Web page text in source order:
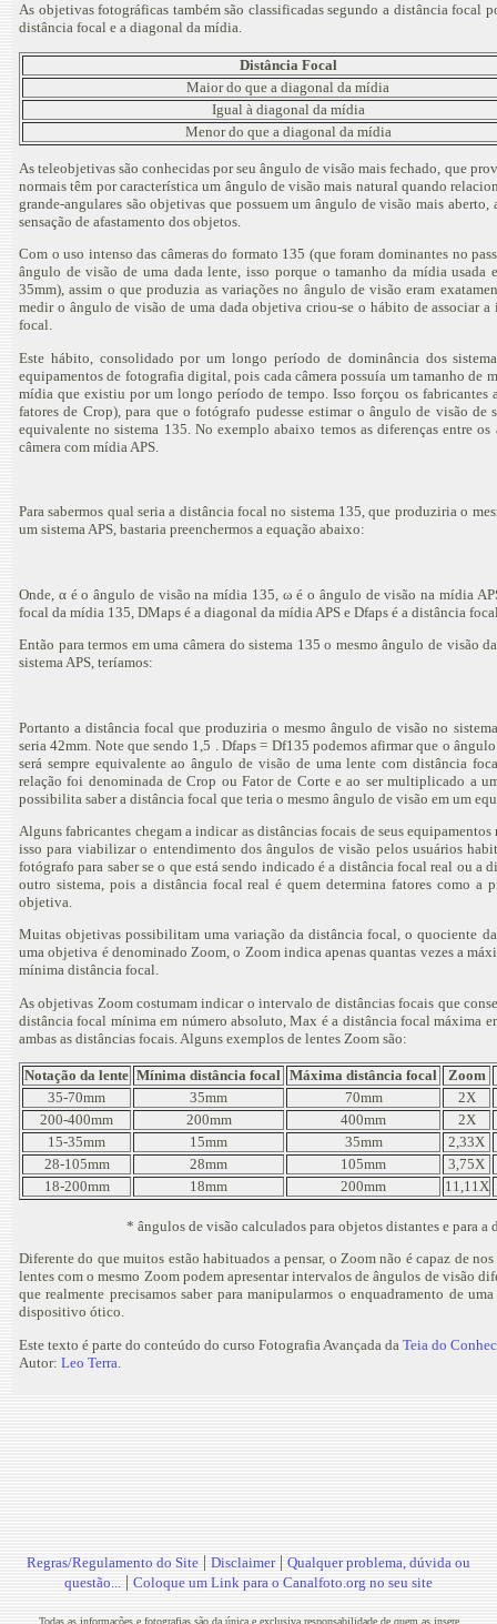
As objetivas fotográficas também são classificadas segundo a distância focal
distância focal e a diagonal da mídia.
Distância Focal
Maior do que a diagonal da mídia
Igual à diagonal da mídia
Menor do que a diagonal da mídia
As teleobjetivas são conhecidas por seu ângulo de visão mais fechado, que
normais têm por característica um ângulo de visão mais natural quando
grande-angulares são objetivas que possuem um ângulo de visão mais
sensação de afastamento dos objetos.
Com o uso intenso das câmeras do formato 135 (que foram dominantes no
ângulo de visão de uma dada lente, isso porque o tamanho da mídia usada
35mm), assim o que produzia as variações no ângulo de visão eram
medir o ângulo de visão de uma dada objetiva criou-se o hábito de associar
focal.
Este hábito, consolidado por um longo período de dominância dos
equipamentos de fotografia digital, pois cada câmera possuía um tamanho de
mídia que existiu por um longo período de tempo. Isso forçou os fabricantes
fatores de Crop), para que o fotógrafo pudesse estimar o ângulo de visão
equivalente no sistema 135. No exemplo abaixo temos as diferenças entre
câmera com mídia APS.
Para sabermos qual seria a distância focal no sistema 135, que produziria o
um sistema APS, bastaria preenchermos a equação abaixo:
Onde, α é o ângulo de visão na mídia 135, ω é o ângulo de visão na mídia
focal da mídia 135, DMaps é a diagonal da mídia APS e Dfaps é a distância
Então para termos em uma câmera do sistema 135 o mesmo ângulo de visão
sistema APS, teríamos:
Portanto a distância focal que produziria o mesmo ângulo de visão no
seria 42mm. Note que sendo 1,5 . Dfaps = Df135 podemos afirmar que o
será sempre equivalente ao ângulo de visão de uma lente com distância
relação foi denominada de Crop ou Fator de Corte e ao ser multiplicado a
possibilita saber a distância focal que teria o mesmo ângulo de visão em um
Alguns fabricantes chegam a indicar as distâncias focais de seus
isso para viabilizar o entendimento dos ângulos de visão pelos usuários
fotógrafo para saber se o que está sendo indicado é a distância focal real ou a
outro sistema, pois a distância focal real é quem determina fatores como
objetiva.
Muitas objetivas possibilitam uma variação da distância focal, o quociente
uma objetiva é denominado Zoom, o Zoom indica apenas quantas vezes a
mínima distância focal.
As objetivas Zoom costumam indicar o intervalo de distâncias focais que
distância focal mínima em número absoluto, Max é a distância focal máxima
ambas as distâncias focais. Alguns exemplos de lentes Zoom são:
Notação da lente Mínima distância focal Máxima distância focal Zoom
35-70mm
35mm 70mm
2X
200-400mm
200mm 400mm
2X
15-35mm
15mm 35mm
2,33X
28-105mm
28mm 105mm
3,75X
18-200mm
18mm 200mm 11,11X
* ângulos de visão calculados para objetos distantes e para
Diferente do que muitos estão habituados a pensar, o Zoom não é capaz de
lentes com o mesmo Zoom podem apresentar intervalos de ângulos de visão
que realmente precisamos saber para manipularmos o enquadramento de
dispositivo ótico.
Este texto é parte do conteúdo do curso Fotografia Avançada da Teia do
Autor: Leo Terra
Regras/Regulamento do Site | Disclaimer| Qualquer problema, dúvida ou
questão... | Coloque um Link para o Canalfoto.org no seu site
Todas as informações e fotografias são da única e exclusiva responsabilidade de quem as insere